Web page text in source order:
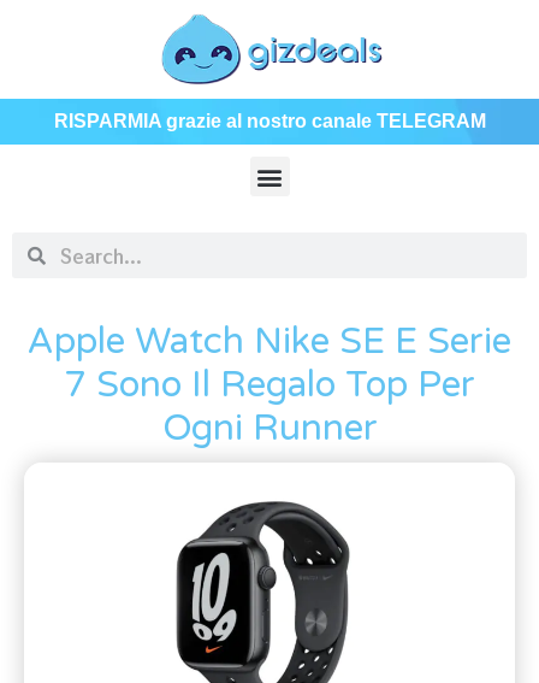
RISPARMIA grazie al nostro canale TELEGRAM
Apple Watch Nike SE E Serie
7 Sono Il Regalo Top Per
Ogni Runner